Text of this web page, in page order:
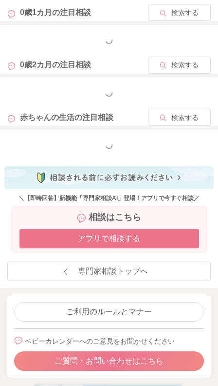
0歳1カ月の注目相談 検索する
もっと見る
0歳2カ月の注目相談 検索する
もっと見る
赤ちゃんの生活の注目相談 検索する
もっと見る
＼【即時回答】新機能「専門家相談AI」登場！アプリで今すぐ相談／
相談はこちら
アプリで相談する
専門家相談トップへ
ご利用のルールとマナー
ベビーカレンダーへのご意見をお聞かせください
ご質問・お問い合わせはこちら